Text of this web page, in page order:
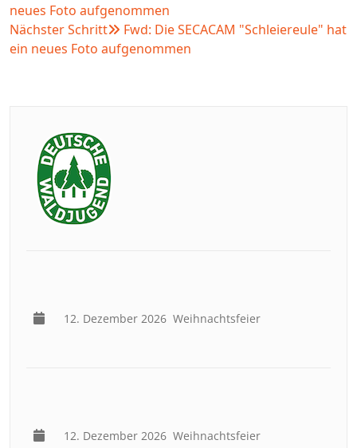
neues Foto aufgenommen
Nächster Schritt
Fwd: Die SECACAM "Schleiereule" hat
ein neues Foto aufgenommen
12. Dezember 2026 Weihnachtsfeier
12. Dezember 2026 Weihnachtsfeier